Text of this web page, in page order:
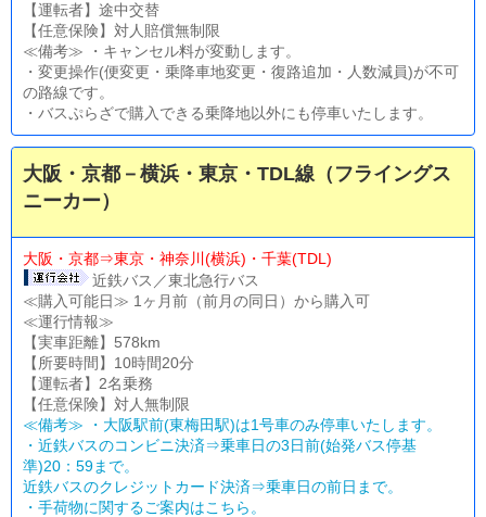
【運転者】途中交替
【任意保険】対人賠償無制限
≪備考≫ ・キャンセル料が変動します。
・変更操作(便変更・乗降車地変更・復路追加・人数減員)が不可
の路線です。
・バスぷらざで購入できる乗降地以外にも停車いたします。
大阪・京都－横浜・東京・TDL線（フライングス
ニーカー）
大阪・京都⇒東京・神奈川(横浜)・千葉(TDL)
近鉄バス／東北急行バス
≪購入可能日≫ 1ヶ月前（前月の同日）から購入可
≪運行情報≫
【実車距離】578km
【所要時間】10時間20分
【運転者】2名乗務
【任意保険】対人無制限
≪備考≫ ・大阪駅前(東梅田駅)は1号車のみ停車いたします。
・近鉄バスのコンビニ決済⇒乗車日の3日前(始発バス停基
準)20：59まで。
近鉄バスのクレジットカード決済⇒乗車日の前日まで。
・ 手荷物に関するご案内はこちら。